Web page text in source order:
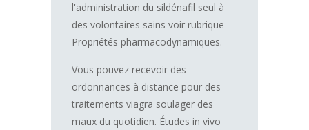
l'administration du sildénafil seul à
des volontaires sains voir rubrique
Propriétés pharmacodynamiques.
Vous pouvez recevoir des
ordonnances à distance pour des
traitements viagra soulager des
maux du quotidien. Études in vivo